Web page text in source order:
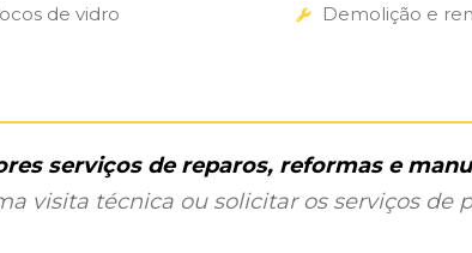
de vidro
Demolição e
serviços de reparos, reformas e
visita técnica ou solicitar os serviços de